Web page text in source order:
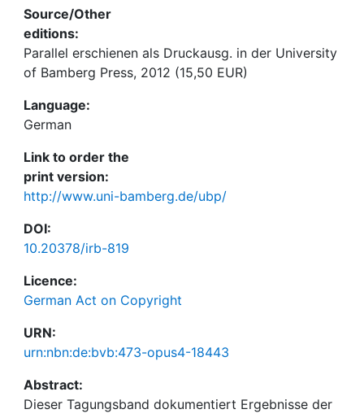
Source/Other
editions:
Parallel erschienen als Druckausg. in der University
of Bamberg Press, 2012 (15,50 EUR)
Language:
German
Link to order the
print version:
http://www.uni-bamberg.de/ubp/
DOI:
10.20378/irb-819
Licence:
German Act on Copyright
URN:
urn:nbn:de:bvb:473-opus4-18443
Abstract:
Dieser Tagungsband dokumentiert Ergebnisse der